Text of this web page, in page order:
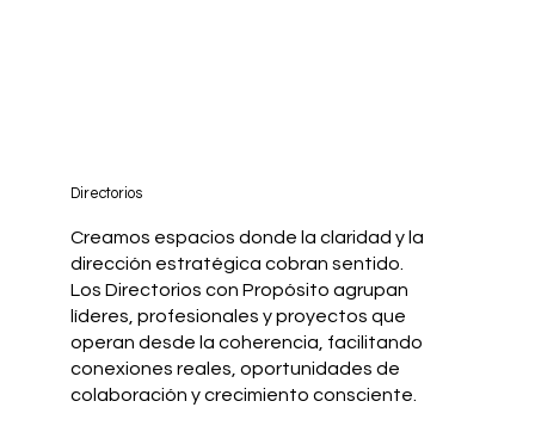
Directorios
Creamos espacios donde la claridad y la
dirección estratégica cobran sentido.
Los Directorios con Propósito agrupan
líderes, profesionales y proyectos que
operan desde la coherencia, facilitando
conexiones reales, oportunidades de
colaboración y crecimiento consciente.